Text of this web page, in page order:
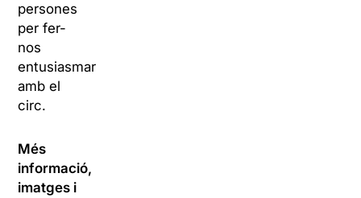
persones
per fer-
nos
entusiasmar
amb el
circ.
Més
informació,
imatges i